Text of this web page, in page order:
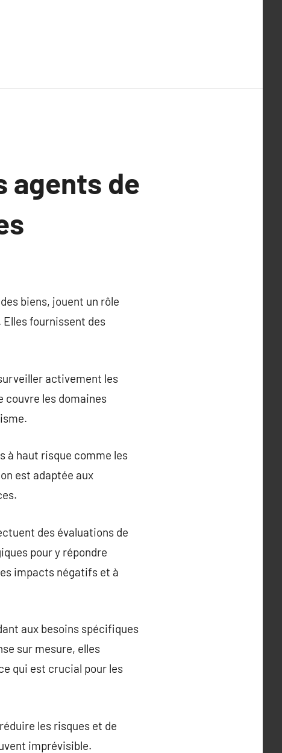
agents de
biens, jouent un rôle
fournissent des
activement les
couvre les domaines
à haut risque comme les
est adaptée aux
des évaluations de
pour y répondre
impacts négatifs et à
aux besoins spécifiques
sur mesure, elles
qui est crucial pour les
les risques et de
imprévisible.